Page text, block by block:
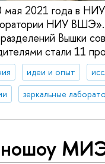
2021 года в
НИУ ВШЭ».
Вышки
стали 11
идеи и опыт
зеркальные